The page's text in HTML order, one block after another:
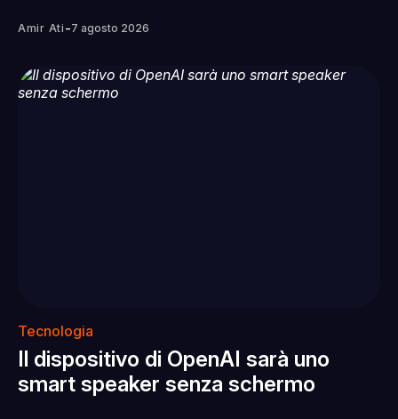
Amir Ati -7 agosto 2026
Tecnologia
Il dispositivo di OpenAI sarà uno
smart speaker senza schermo